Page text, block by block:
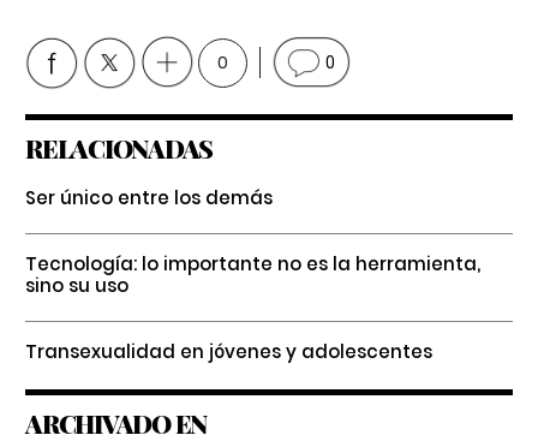
0 0
RELACIONADAS
Ser único entre los demás
Tecnología: lo importante no es la herramienta,
sino su uso
Transexualidad en jóvenes y adolescentes
ARCHIVADO EN